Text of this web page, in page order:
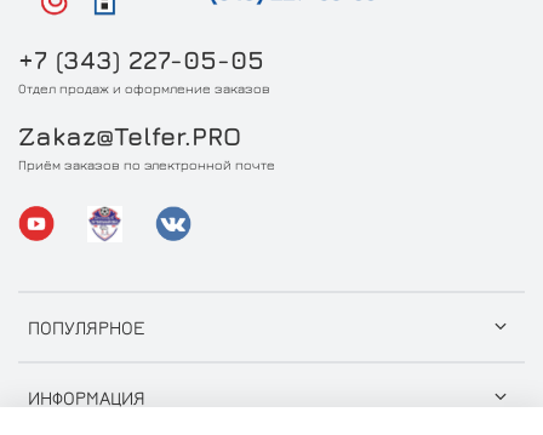
ПОПУЛЯРНОЕ
ИНФОРМАЦИЯ
+7 (343) 227-05-05
Отдел продаж и оформление заказов
Zakaz@Telfer.PRO
Приём заказов по электронной почте